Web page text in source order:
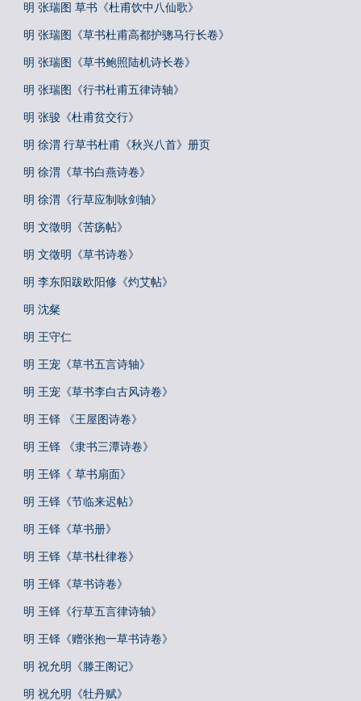
明 张瑞图 草书《杜甫饮中八仙歌》
明 张瑞图《草书杜甫高都护骢马行长卷》
明 张瑞图《草书鲍照陆机诗长卷》
明 张瑞图《行书杜甫五律诗轴》
明 张骏《杜甫贫交行》
明 徐渭 行草书杜甫《秋兴八首》册页
明 徐渭《草书白燕诗卷》
明 徐渭《行草应制咏剑轴》
明 文徵明《苦疡帖》
明 文徵明《草书诗卷》
明 李东阳跋欧阳修《灼艾帖》
明 沈粲
明 王守仁
明 王宠《草书五言诗轴》
明 王宠《草书李白古风诗卷》
明 王铎 《王屋图诗卷》
明 王铎 《隶书三潭诗卷》
明 王铎《 草书扇面》
明 王铎《节临来迟帖》
明 王铎《草书册》
明 王铎《草书杜律卷》
明 王铎《草书诗卷》
明 王铎《行草五言律诗轴》
明 王铎《赠张抱一草书诗卷》
明 祝允明《滕王阁记》
明 祝允明《牡丹赋》